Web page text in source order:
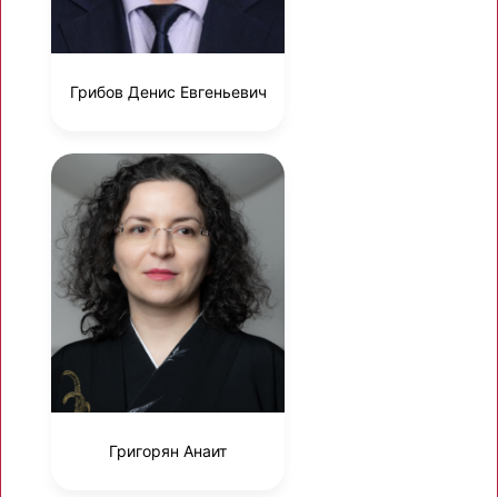
Грибов Денис Евгеньевич
Григорян Анаит